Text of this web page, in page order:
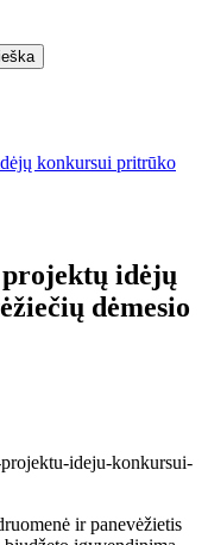
konkursui pritrūko
idėjų
dėmesio
ir panevėžietis